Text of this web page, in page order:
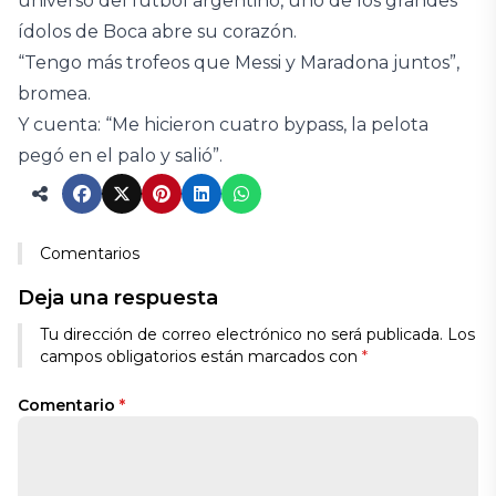
ídolos de Boca abre su corazón.
“Tengo más trofeos que Messi y Maradona juntos”,
bromea.
Y cuenta: “Me hicieron cuatro bypass, la pelota
pegó en el palo y salió”.
Comentarios
Deja una respuesta
Tu dirección de correo electrónico no será publicada. Los
campos obligatorios están marcados con *
Comentario *